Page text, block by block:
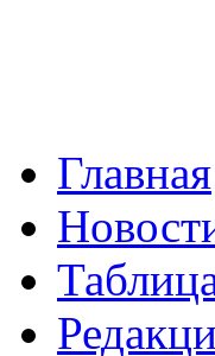
Главная